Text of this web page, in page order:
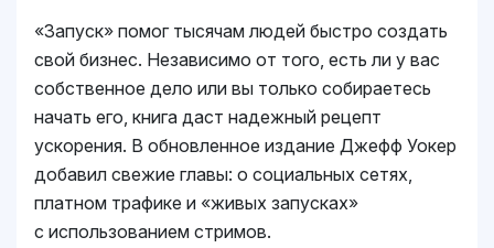
«Запуск» помог тысячам людей быстро создать
свой бизнес. Независимо от того, есть ли у вас
собственное дело или вы только собираетесь
начать его, книга даст надежный рецепт
ускорения. В обновленное издание Джефф Уокер
добавил свежие главы: о социальных сетях,
платном трафике и «живых запусках»
с использованием стримов.